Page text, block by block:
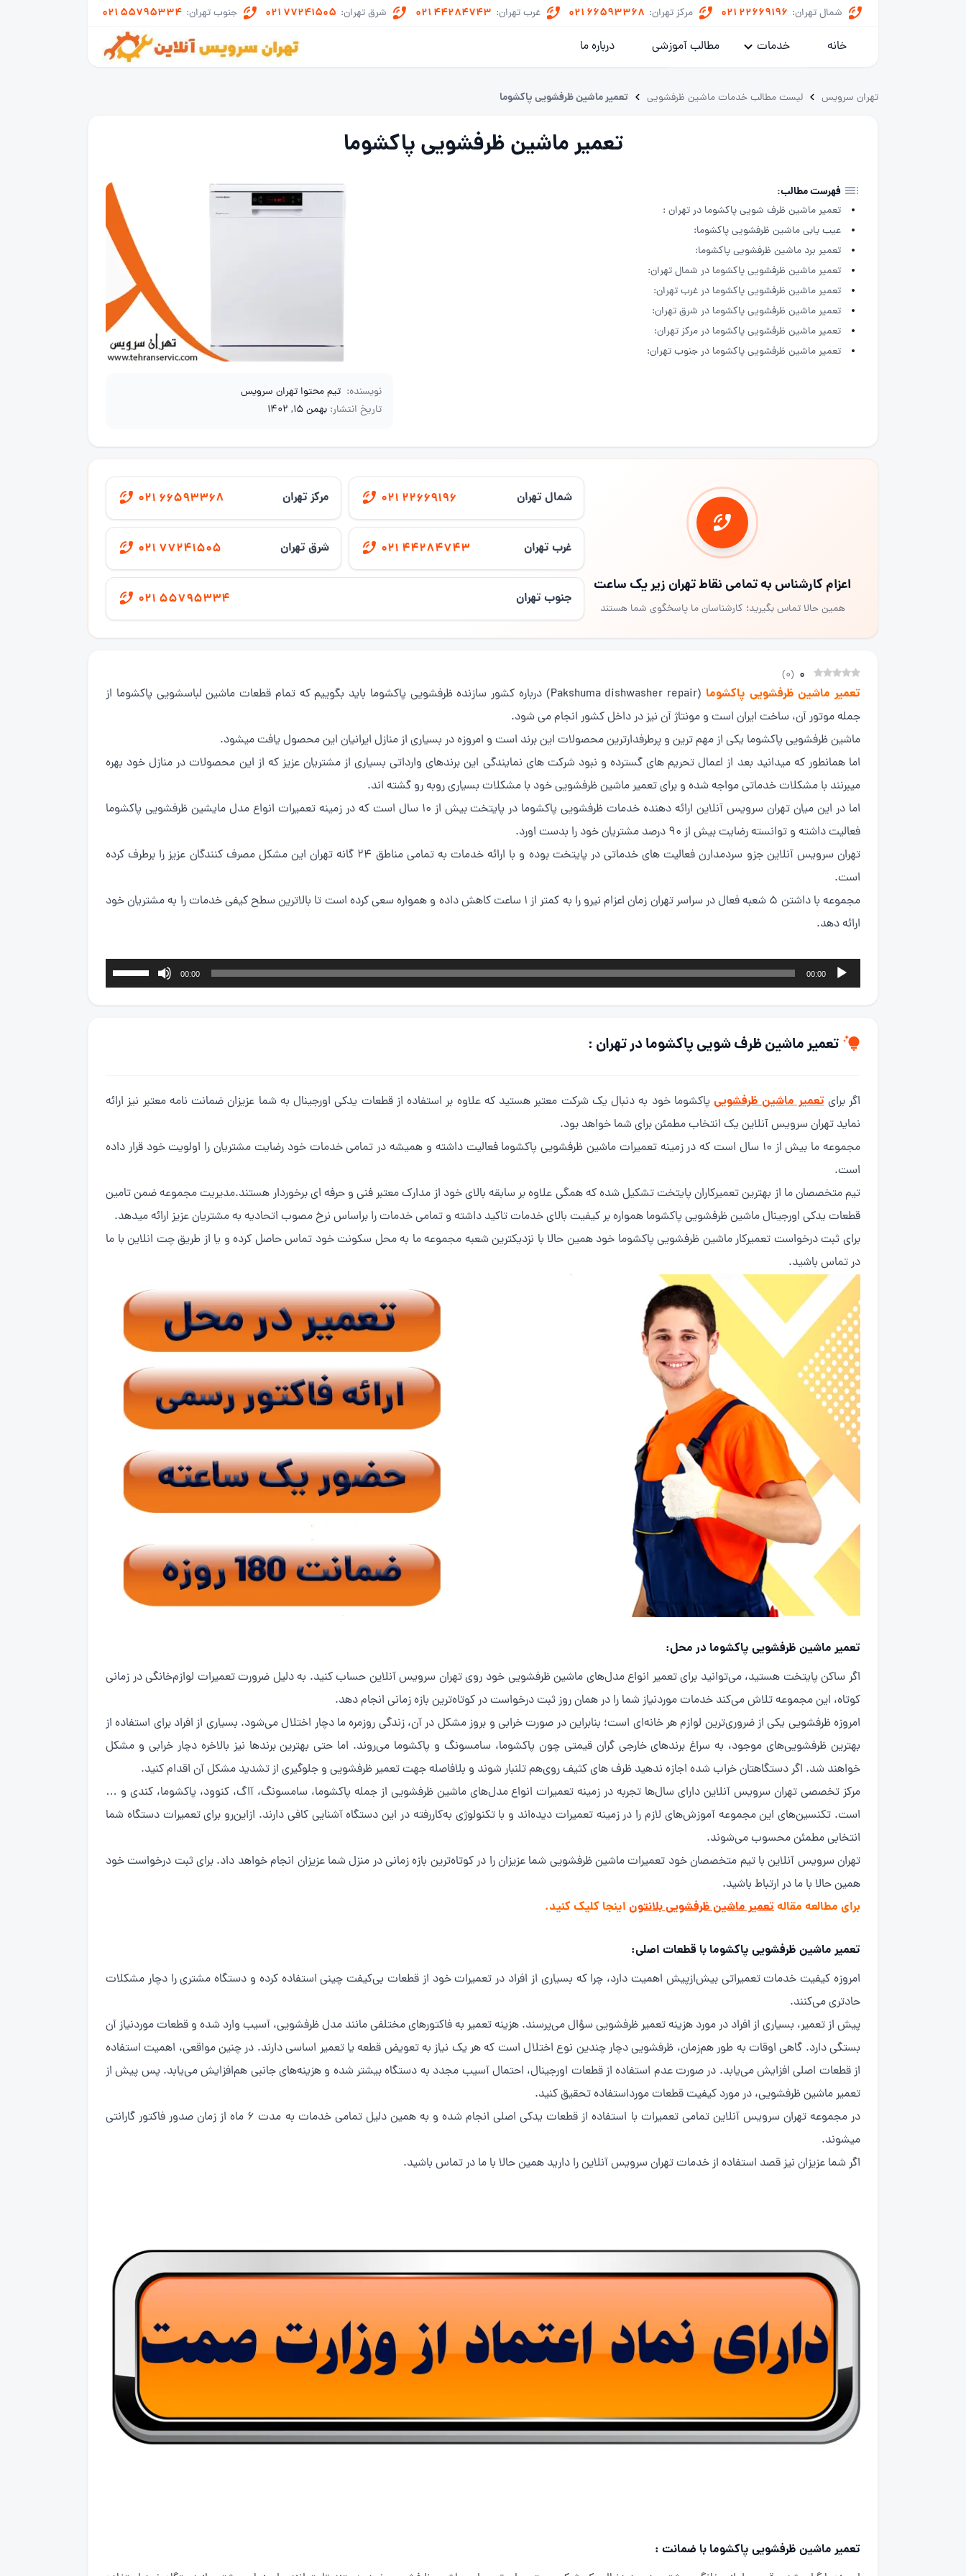
شمال تهران: 021 22669196 مرکز تهران: 021 66593368 غرب تهران: 021 44284743 شرق تهران: 021 77241505 جنوب تهران: 021 55795334
خانه خدمات
ماشین لباسشویی
خدمات داکت اسپلیت
مطالب آموزشی درباره ما
تهران سرویس لیست مطالب خدمات ماشین ظرفشویی تعمیر ماشین ظرفشویی پاکشوما
تعمیر ماشین ظرفشویی پاکشوما
نویسنده: تیم محتوا تهران سرویس
تاریخ انتشار: بهمن 15, 1402
فهرست مطالب:
تعمیر ماشین ظرف شویی پاکشوما در تهران :
عیب یابی ماشین ظرفشویی پاکشوما:
تعمیر برد ماشین ظرفشویی پاکشوما:
تعمیر ماشین ظرفشویی پاکشوما در شمال تهران:
تعمیر ماشین ظرفشویی پاکشوما در غرب تهران:
تعمیر ماشین ظرفشویی پاکشوما در شرق تهران:
تعمیر ماشین ظرفشویی پاکشوما در مرکز تهران:
تعمیر ماشین ظرفشویی پاکشوما در جنوب تهران:
اعزام کارشناس به تمامی نقاط تهران زیر یک ساعت
همین حالا تماس بگیرید؛ کارشناسان ما پاسخگوی شما هستند
شمال تهران 021 22669196 مرکز تهران 021 66593368
غرب تهران 021 44284743 شرق تهران 021 77241505
جنوب تهران 021 55795334
0
(
0
)
تعمیر ماشین ظرفشویی پاکشوما
(Pakshuma dishwasher repair) درباره کشور سازنده ظرفشویی پاکشوما باید بگوییم که تمام قطعات ماشین لباسشویی پاکشوما از
جمله موتور آن، ساخت ایران است و مونتاژ آن نیز در داخل کشور انجام می شود.
ماشین ظرفشویی پاکشوما یکی از مهم ترین و پرطرفدارترین محصولات این برند است و امروزه در بسیاری از منازل ایرانیان این محصول یافت میشود.
اما همانطور که میدانید بعد از اعمال تحریم های گسترده و نبود شرکت های نمایندگی این برندهای وارداتی بسیاری از مشتریان عزیز که از این محصولات در منازل خود بهره
میبرنند با مشکلات خدماتی مواجه شده و برای تعمیر ماشین ظرفشویی خود با مشکلات بسیاری روبه رو گشته اند.
اما در این میان تهران سرویس آنلاین ارائه دهنده خدمات ظرفشویی پاکشوما در پایتخت بیش از 10 سال است که در زمینه تعمیرات انواع مدل مایشین ظرفشویی پاکشوما
فعالیت داشته و توانسته رضایت بیش از 90 درصد مشتریان خود را بدست اورد.
تهران سرویس آنلاین جزو سردمدارن فعالیت های خدماتی در پایتخت بوده و با ارائه خدمات به تمامی مناطق 24 گانه تهران این مشکل مصرف کنندگان عزیز را برطرف کرده
است.
مجموعه با داشتن 5 شعبه فعال در سراسر تهران زمان اعزام نیرو را به کمتر از 1 ساعت کاهش داده و همواره سعی کرده است تا بالاترین سطح کیفی خدمات را به مشتریان خود
ارائه دهد.
پخش‌کننده
صوت
00:00
00:00
و
تعمیر ماشین ظرف شویی پاکشوما در تهران :
اگر برایتعمیر ماشین ظرفشویی پاکشوما خود به دنبال یک شرکت معتبر هستید که علاوه بر استفاده از قطعات یدکی اورجینال به شما عزیزان ضمانت نامه معتبر نیز ارائه
نماید تهران سرویس آنلاین یک انتخاب مطمئن برای شما خواهد بود.
مجموعه ما بیش از 10 سال است که در زمینه تعمیرات ماشین ظرفشویی پاکشوما فعالیت داشته و همیشه در تمامی خدمات خود رضایت مشتریان را اولویت خود قرار داده
است.
تیم متخصصان ما از بهترین تعمیرکاران پایتخت تشکیل شده که همگی علاوه بر سابقه بالای خود از مدارک معتبر فنی و حرفه ای برخوردار هستند.مدیریت مجموعه ضمن تامین
قطعات یدکی اورجینال ماشین ظرفشویی پاکشوما همواره بر کیفیت بالای خدمات تاکید داشته و تمامی خدمات را براساس نرخ مصوب اتحادیه به مشتریان عزیز ارائه میدهد.
برای ثبت درخواست تعمیرکار ماشین ظرفشویی پاکشوما خود همین حالا با نزدیکترین شعبه مجموعه ما به محل سکونت خود تماس حاصل کرده و یا از طریق چت انلاین با ما
در تماس باشید.
تعمیر ماشین ظرفشویی پاکشوما در محل:
اگر ساکن پایتخت هستید، می‌توانید برای تعمیر انواع مدل‌های ماشین ظرفشویی خود روی تهران سرویس آنلاین حساب کنید. به دلیل ضرورت تعمیرات لوازم‌خانگی در زمانی
کوتاه، این مجموعه تلاش می‌کند خدمات موردنیاز شما را در همان روز ثبت درخواست در کوتاه‌ترین بازه زمانی انجام دهد.
امروزه ظرفشویی یکی از ضروری‌ترین لوازم هر خانه‌ای است؛ بنابراین در صورت خرابی و بروز مشکل در آن، زندگی روزمره ما دچار اختلال می‌شود. بسیاری از افراد برای استفاده از
بهترین ظرفشویی‌های موجود، به سراغ برندهای خارجی گران قیمتی چون پاکشوما، سامسونگ و پاکشوما می‌روند. اما حتی بهترین برندها نیز بالاخره دچار خرابی و مشکل
خواهند شد. اگر دستگاهتان خراب شده اجازه ندهید ظرف های کثیف روی‌هم تلنبار شوند و بلافاصله جهت تعمیر ظرفشویی و جلوگیری از تشدید مشکل آن اقدام کنید.
مرکز تخصصی تهران سرویس آنلاین دارای سال‌ها تجربه در زمینه تعمیرات انواع مدل‌های ماشین ظرفشویی از جمله پاکشوما، سامسونگ، آاگ، کنوود، پاکشوما، کندی و …
است. تکنسین‌های این مجموعه آموزش‌های لازم را در زمینه تعمیرات دیده‌اند و با تکنولوژی به‌کاررفته در این دستگاه آشنایی کافی دارند. ازاین‌رو برای تعمیرات دستگاه شما
انتخابی مطمئن محسوب می‌شوند.
تهران سرویس آنلاین با تیم متخصصان خود تعمیرات ماشین ظرفشویی شما عزیزان را در کوتاه‌ترین بازه زمانی در منزل شما عزیزان انجام خواهد داد. برای ثبت درخواست خود
همین حالا با ما در ارتباط باشید.
برای مطالعه مقالهتعمیر ماشین ظرفشویی بلانتون اینجا کلیک کنید.
تعمیر ماشین ظرفشویی پاکشوما با قطعات اصلی:
امروزه کیفیت خدمات تعمیراتی بیش‌ازپیش اهمیت دارد، چرا که بسیاری از افراد در تعمیرات خود از قطعات بی‌کیفت چینی استفاده کرده و دستگاه مشتری را دچار مشکلات
حادتری می‌کنند.
پیش از تعمیر، بسیاری از افراد در مورد هزینه تعمیر ظرفشویی سؤال می‌پرسند. هزینه تعمیر به فاکتورهای مختلفی مانند مدل ظرفشویی، آسیب وارد شده و قطعات موردنیاز آن
بستگی دارد. گاهی اوقات به طور هم‌زمان، ظرفشویی دچار چندین نوع اختلال است که هر یک نیاز به تعویض قطعه یا تعمیر اساسی دارند. در چنین مواقعی، اهمیت استفاده
از قطعات اصلی افزایش می‌یابد. در صورت عدم استفاده از قطعات اورجینال، احتمال آسیب مجدد به دستگاه بیشتر شده و هزینه‌های جانبی هم‌افزایش می‌یابد. پس پیش از
تعمیر ماشین ظرفشویی، در مورد کیفیت قطعات مورداستفاده تحقیق کنید.
در مجموعه تهران سرویس آنلاین تمامی تعمیرات با استفاده از قطعات یدکی اصلی انجام شده و به همین دلیل تمامی خدمات به مدت ۶ ماه از زمان صدور فاکتور گارانتی
میشوند.
اگر شما عزیزان نیز قصد استفاده از خدمات تهران سرویس آنلاین را دارید همین حالا با ما در تماس باشید.
تعمیر ماشین ظرفشویی پاکشوما با ضمانت :